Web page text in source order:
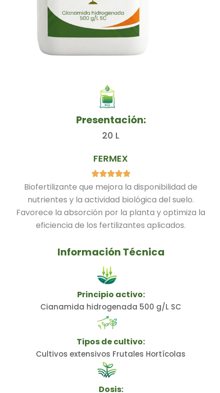
Presentación:
20 L
FERMEX
Biofertilizante que mejora la disponibilidad de
nutrientes y la actividad biológica del suelo.
Favorece la absorción por la planta y optimiza la
eficiencia de los fertilizantes aplicados.
Información Técnica
Principio activo:
Cianamida hidrogenada 500 g/L SC
Tipos de cultivo:
Cultivos extensivos Frutales Hortícolas
Dosis: